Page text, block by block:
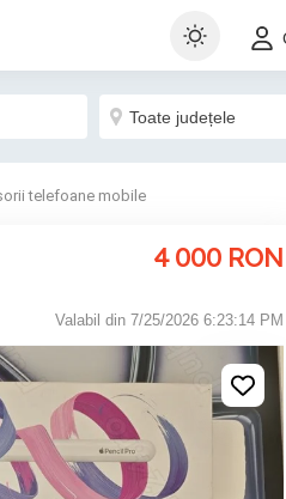
telefoane mobile
4 000 RON
Valabil din 7/25/2026 6:23:14 PM